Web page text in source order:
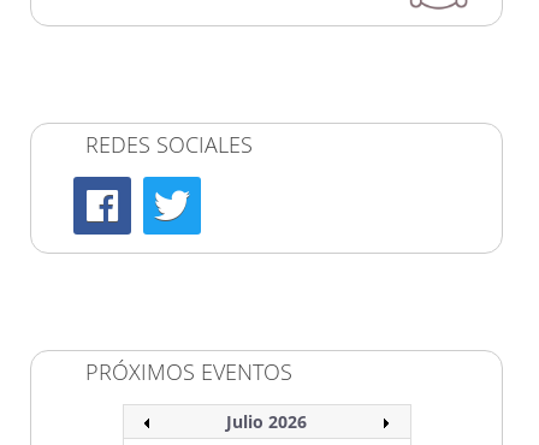
REDES SOCIALES
PRÓXIMOS EVENTOS
Julio 2026